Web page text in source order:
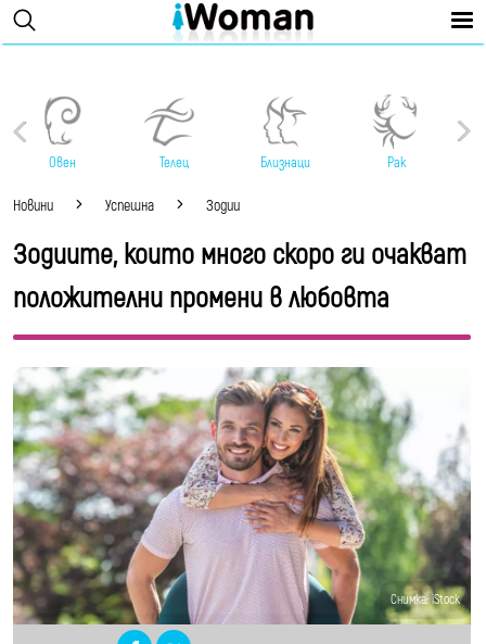
Овен Телец Близнаци Рак
Новини Успешна Зодии
Зодиите, които много скоро ги очакват
положителни промени в любовта
Снимка: iStock